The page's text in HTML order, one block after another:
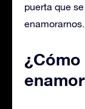
puerta que
enamorarnos.